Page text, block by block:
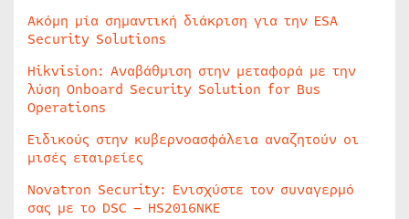
Ακόμη μία σημαντική διάκριση για την ESA
Security Solutions
Hikvision: Αναβάθμιση στην μεταφορά με την
λύση Onboard Security Solution for Bus
Operations
Ειδικούς στην κυβερνοασφάλεια αναζητούν οι
μισές εταιρείες
Novatron Security: Ενισχύστε τον συναγερμό
σας με το DSC – HS2016NKE